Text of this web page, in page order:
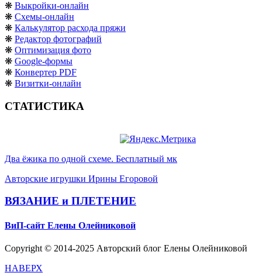
❋ Выкройки-онлайн
❋ Схемы-онлайн
❋ Калькулятор расхода пряжи
❋ Редактор фотографий
❋ Оптимизация фото
❋ Google-формы
❋ Конвертер PDF
❋ Визитки-онлайн
СТАТИСТИКА
Два ёжика по одной схеме. Бесплатный мк
Авторские игрушки Ирины Егоровой
ВЯЗАНИЕ и ПЛЕТЕНИЕ
ВиП-сайт Елены Олейниковой
Copyright © 2014-2025 Авторский блог Елены Олейниковой
НАВЕРХ